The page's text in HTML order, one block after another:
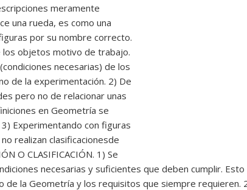
meramente
una rueda, es como una
por su nombre correcto.
los objetos motivo de trabajo.
necesarias) de los
de la experimentación. 2) De
pero no de relacionar unas
en Geometría se
Experimentando con figuras
realizan clasificacionesde
O CLASIFICACIÓN. 1) Se
necesarias y suficientes que deben cumplir.
la Geometría y los requisitos que siempre requieren.